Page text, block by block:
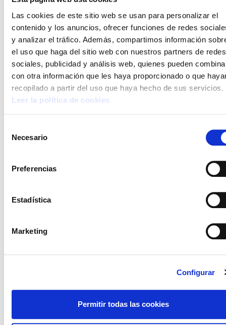
Las cookies de este sitio web se usan para personalizar el
contenido y los anuncios, ofrecer funciones de redes
y analizar el tráfico. Además, compartimos información
el uso que haga del sitio web con nuestros partners de redes
sociales, publicidad y análisis web, quienes pueden
con otra información que les haya proporcionado o que
recopilado a partir del uso que haya hecho de sus servicios.
Leer la política de cookies
Necesario
Preferencias
Estadística
Marketing
Configurar
Permitir todas las cookies
METAL ARABA
ELA denuncia el bloqueo de la patronal SEA y exige
mejoras salariales y laborales
incumplimientos en las obras